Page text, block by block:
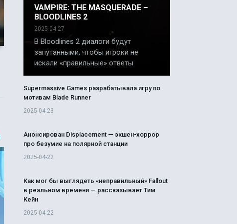
VAMPIRE: THE MASQUERADE –
BLOODLINES 2
2025-04-27
В Bloodlines 2 диалоги будут
запутанными, чтобы игроки не
искали «правильные» ответы
Supermassive Games разрабатывала игру по
мотивам Blade Runner
2025-04-23
Анонсирован Displacement — экшен-хоррор
про безумие на полярной станции
2025-04-22
Как мог бы выглядеть «неправильный» Fallout
в реальном времени — рассказывает Тим
Кейн
2025-04-22